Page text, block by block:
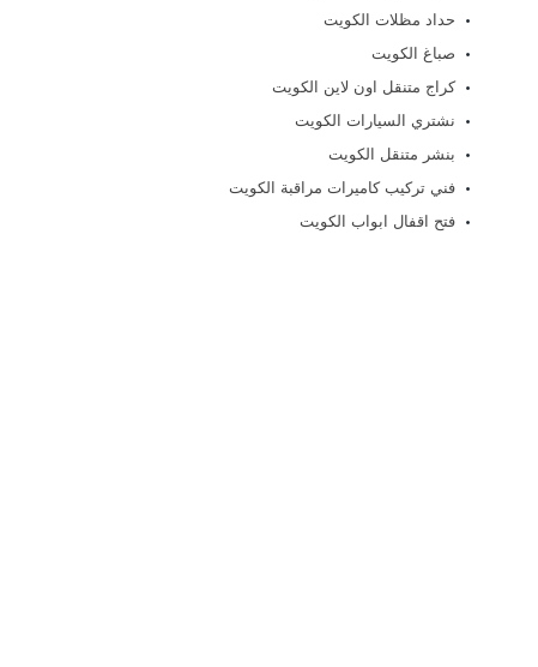
حداد مظلات الكويت
صباغ الكويت
كراج متنقل اون لاين الكويت
نشتري السيارات الكويت
بنشر متنقل الكويت
فني تركيب كاميرات مراقبة الكويت
فتح اقفال ابواب الكويت